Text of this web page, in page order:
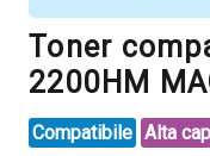
Toner
2200HM
Compatibile Alta